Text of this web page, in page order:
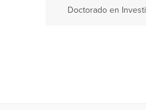
Doctorado en